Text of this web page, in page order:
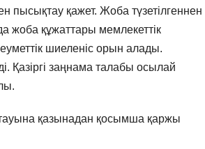
пысықтау қажет. Жоба түзетілгеннен
жоба құжаттары мемлекеттік
шиеленіс орын алады.
Қазіргі заңнама талабы осылай
қазынадан қосымша қаржы